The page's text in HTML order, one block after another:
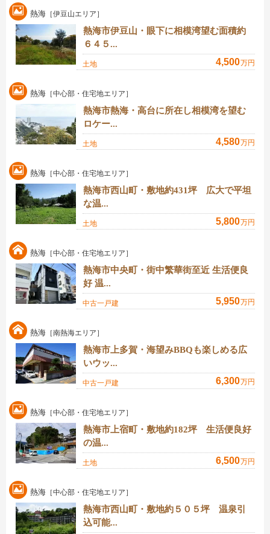
熱海 ［伊豆山エリア］
熱海市伊豆山・眼下に相模湾望む面積約
６４５...
土地 4,500万円
熱海 ［中心部・住宅地エリア］
熱海市熱海・高台に所在し相模湾を望む
ロケー...
土地 4,580万円
熱海 ［中心部・住宅地エリア］
熱海市西山町・敷地約431坪 広大で平坦
な温...
土地 5,800万円
熱海 ［中心部・住宅地エリア］
熱海市中央町・街中繁華街至近 生活便良
好 温...
中古一戸建 5,950万円
熱海 ［南熱海エリア］
熱海市上多賀・海望みBBQも楽しめる広
いウッ...
中古一戸建 6,300万円
熱海 ［中心部・住宅地エリア］
熱海市上宿町・敷地約182坪 生活便良好
の温...
土地 6,500万円
熱海 ［中心部・住宅地エリア］
熱海市西山町・敷地約５０５坪 温泉引
込可能...